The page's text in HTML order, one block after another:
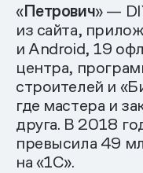
«Петрович» —
из сайта,
и Android, 19
центра,
строителей и
где мастера и
друга. В 2018
превысила 49
на «1С».